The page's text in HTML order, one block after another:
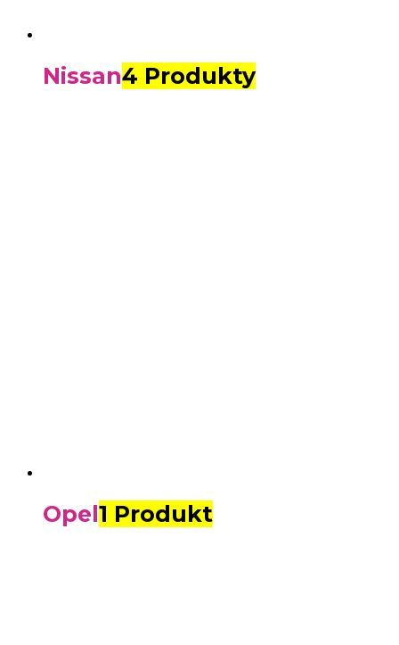
Nissan4 Produkty
Opel1 Produkt